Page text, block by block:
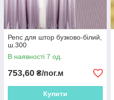
Репс для штор бузково-білий,
ш.300
В наявності 7 од.
753,60 ₴/пог.м
Купити